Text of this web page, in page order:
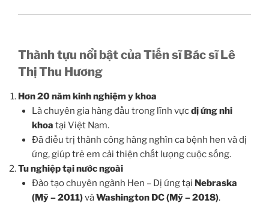
Thành tựu nổi bật của Tiến sĩ Bác sĩ Lê
Thị Thu Hương
Hơn 20 năm kinh nghiệm y khoa
Là chuyên gia hàng đầu trong lĩnh vựcdị ứng nhi
khoa tại Việt Nam.
Đã điều trị thành công hàng nghìn ca bệnh hen và dị
ứng, giúp trẻ em cải thiện chất lượng cuộc sống.
Tu nghiệp tại nước ngoài
Đào tạo chuyên ngành Hen – Dị ứng tại Nebraska
(Mỹ – 2011)vàWashington DC (Mỹ – 2018).